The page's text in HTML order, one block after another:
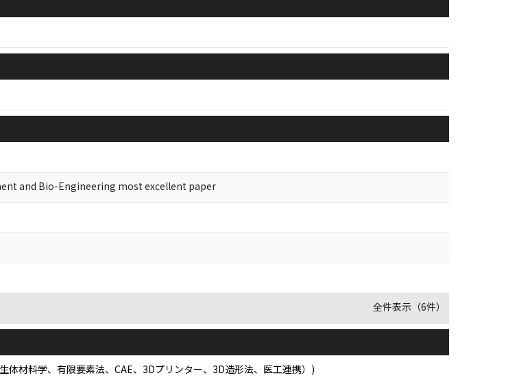
and Bio-Engineering most excellent paper
全件表示（6件）
材料学、有限要素法、CAE、3Dプリンター、3D造形法、医工連携）)